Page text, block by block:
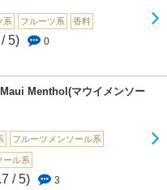
系 フルーツ系 香料
5) 0
Menthol(マウイメンソー
フルーツメンソール系
ール系
/ 5) 3